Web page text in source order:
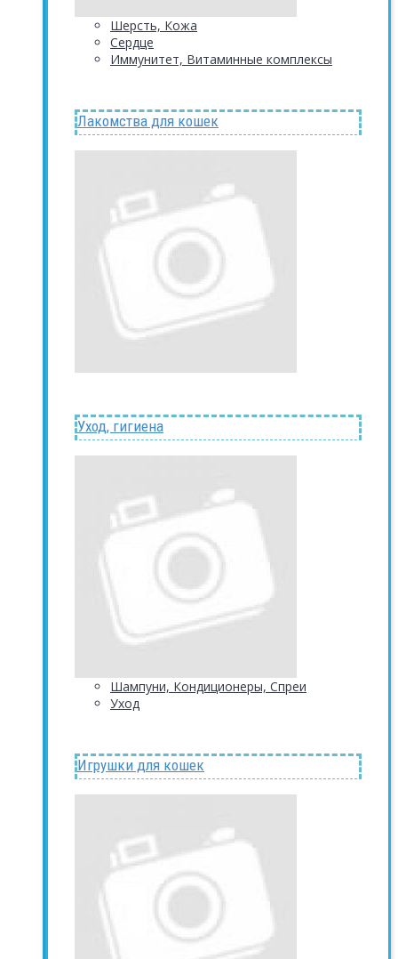
Шерсть, Кожа
Сердце
Иммунитет, Витаминные комплексы
Лакомства для кошек
Уход, гигиена
Шампуни, Кондиционеры, Спреи
Уход
Игрушки для кошек